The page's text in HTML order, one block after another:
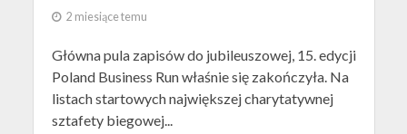
2 miesiące temu
Główna pula zapisów do jubileuszowej, 15. edycji
Poland Business Run właśnie się zakończyła. Na
listach startowych największej charytatywnej
sztafety biegowej...